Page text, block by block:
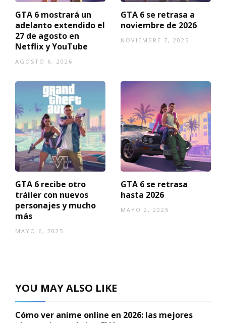
GTA 6 mostrará un
adelanto extendido el
27 de agosto en
Netflix y YouTube
AGOSTO 6, 2026
GTA 6 se retrasa a
noviembre de 2026
NOVIEMBRE 7, 2025
GTA 6 recibe otro
tráiler con nuevos
personajes y mucho
más
MAYO 6, 2025
GTA 6 se retrasa
hasta 2026
MAYO 2, 2025
YOU MAY ALSO LIKE
Cómo ver anime online en 2026: las mejores